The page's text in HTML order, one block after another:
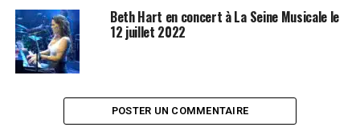
Beth Hart en concert à La Seine Musicale le
12 juillet 2022
POSTER UN COMMENTAIRE